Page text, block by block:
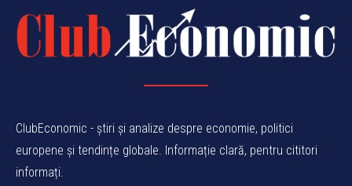
ClubEconomic - știri și analize despre economie, politici
europene și tendințe globale. Informație clară, pentru cititori
informați.